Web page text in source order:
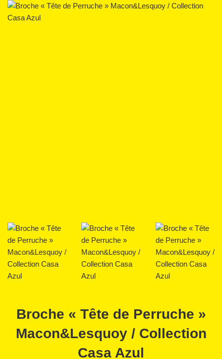
Broche « Tête de Perruche »
Macon&Lesquoy / Collection
Casa Azul